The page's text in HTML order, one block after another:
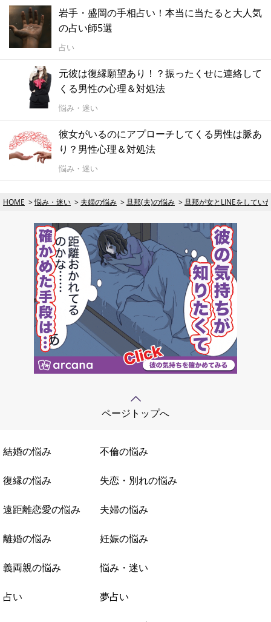
岩手・盛岡の手相占い！本当に当たると大人気
の占い師5選
占い
元彼は復縁願望あり！？振ったくせに連絡して
くる男性の心理＆対処法
悩み・迷い
彼女がいるのにアプローチしてくる男性は脈あ
り？男性心理＆対処法
悩み・迷い
HOME 悩み・迷い 夫婦の悩み 旦那(夫)の悩み 旦那が女とLINEをしてい
ページトップへ
結婚の悩み 不倫の悩み
復縁の悩み 失恋・別れの悩み
遠距離恋愛の悩み 夫婦の悩み
離婚の悩み 妊娠の悩み
義両親の悩み 悩み・迷い
占い 夢占い